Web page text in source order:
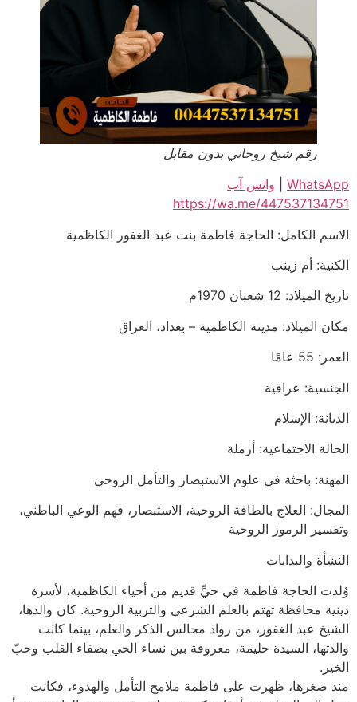
رقم شيخ روحاني بدون مقابل
WhatsApp
واتس آب
https://wa.me/447537134751
الاسم الكامل: الحاجة فاطمة بنت عبد الغفور الكاظمية
الكنية: أم زينب
تاريخ الميلاد: 12 شعبان 1970م
مكان الميلاد: مدينة الكاظمية – بغداد، العراق
العمر: 55 عامًا
الجنسية: عراقية
الديانة: الإسلام
الحالة الاجتماعية: أرملة
المهنة: باحثة في علوم الاستبصار والتأمل الروحي
المجال: العلاج بالطاقة الروحية، الاستبصار، فهم الوعي الباطني،
وتفسير الرموز الروحية
النشأة والبدايات
وُلدت الحاجة فاطمة في حيٍّ قديم من أحياء الكاظمية، لأسرة
دينية محافظة تهتم بالعلم الشرعي والتربية الروحية. كان والدها،
الشيخ عبد الغفور، من رواد مجالس الذكر والعلم، بينما كانت
والدتها، السيدة حليمة، معروفة بين نساء الحي بصفاء القلب وحبّ
الخير.
منذ صغرها، ظهرت على فاطمة ملامح التأمل والهدوء، فكانت